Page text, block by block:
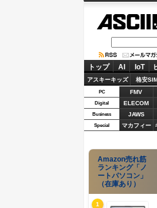
トップ AI IoT
アスキーキッズ 格安
PC FMV
Digital ELECOM
Business JAWS
Special マカフィー
Amazon売れ筋
ランキング「ノ
ートパソコン」
（在庫あり）
1